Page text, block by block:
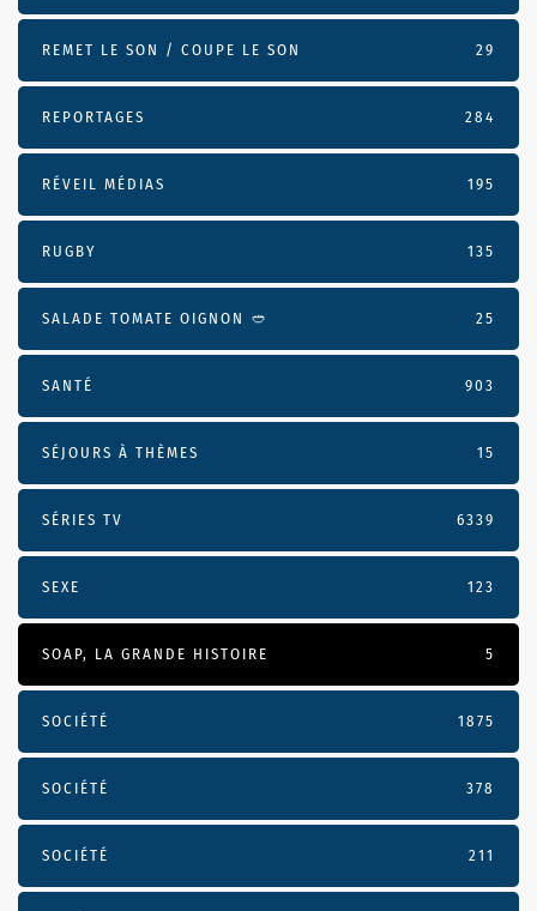
REMET LE SON / COUPE LE SON 29
REPORTAGES 284
RÉVEIL MÉDIAS 195
RUGBY 135
SALADE TOMATE OIGNON 🥙 25
SANTÉ 903
SÉJOURS À THÈMES 15
SÉRIES TV 6339
SEXE 123
SOAP, LA GRANDE HISTOIRE 5
SOCIÉTÉ 1875
SOCIÉTÉ 378
SOCIÉTÉ 211